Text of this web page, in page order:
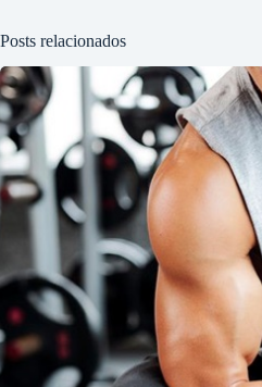
Posts relacionados